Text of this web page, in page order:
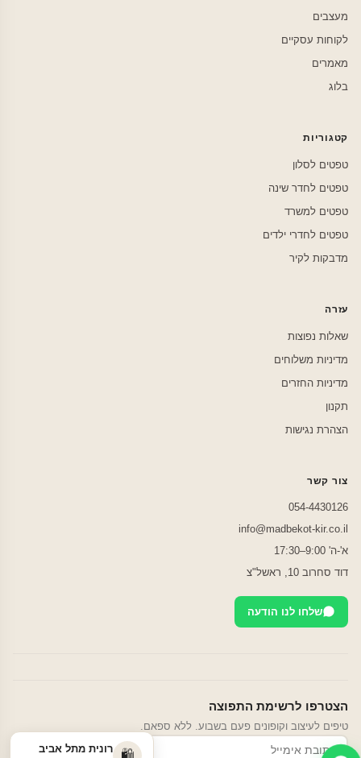
מעצבים
לקוחות עסקיים
מאמרים
בלוג
קטגוריות
טפטים לסלון
טפטים לחדר שינה
טפטים למשרד
טפטים לחדרי ילדים
מדבקות לקיר
עזרה
שאלות נפוצות
מדיניות משלוחים
מדיניות החזרים
תקנון
הצהרת נגישות
צור קשר
054-4430126
info@madbekot-kir.co.il
א'-ה' 9:00–17:30
דוד סחרוב 10, ראשל"צ
שלחו לנו הודעה
הצטרפו לרשימת התפוצה
טיפים לעיצוב וקופונים פעם בשבוע. ללא ספאם.
הרשמה
רונית מתל אביב